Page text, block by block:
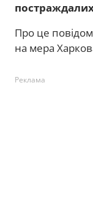
постраждалих
Про це
на мера
Реклама